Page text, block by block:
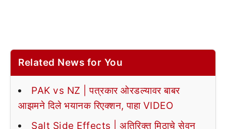
Related News for You
PAK vs NZ | पत्रकार ओरडल्यावर बाबर
आझमने दिले भयानक रिएक्शन, पाहा VIDEO
Salt Side Effects | अतिरिक्त मिठाचे सेवन